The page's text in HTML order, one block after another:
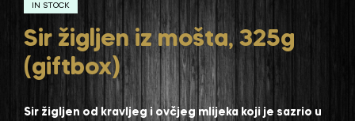
IN STOCK
Sir žigljen iz mošta, 325g
(giftbox)
Sir žigljen od kravljeg i ovčjeg mlijeka koji je sazrio u